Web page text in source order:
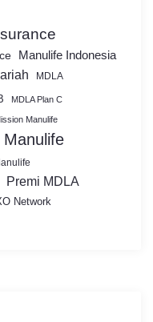
Manulife Indonesia
MDLA
MDLA Plan C
Manulife
Manulife
Premi MDLA
Network